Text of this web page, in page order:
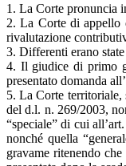
1. La Corte pronuncia
2. La Corte di appello
rivalutazione
3. Differenti erano
4. Il giudice di primo
presentato domanda
5. La Corte territoriale,
del d.l. n. 269/2003,
“speciale” di cui
nonché quella
gravame ritenendo